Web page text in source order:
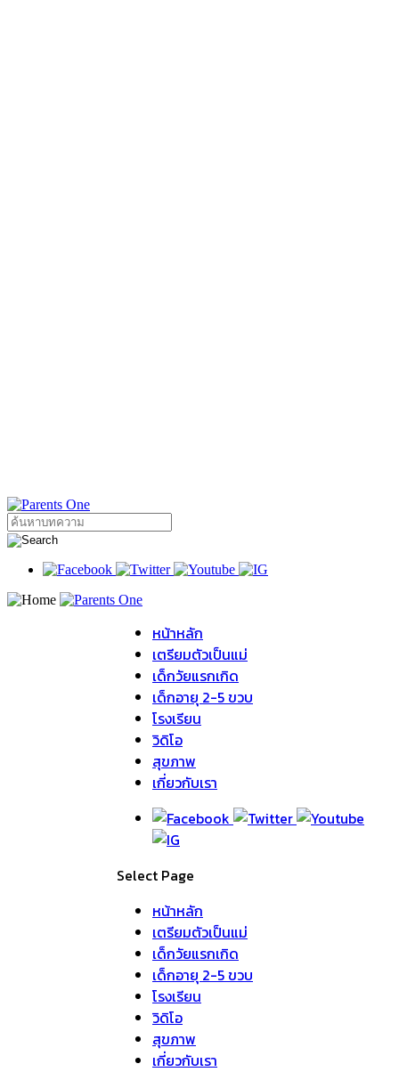
หน้าหลัก
เตรียมตัวเป็นแม่
เด็กวัยแรกเกิด
เด็กอายุ 2-5 ขวบ
โรงเรียน
วิดิโอ
สุขภาพ
เกี่ยวกับเรา
Select Page
หน้าหลัก
เตรียมตัวเป็นแม่
เด็กวัยแรกเกิด
เด็กอายุ 2-5 ขวบ
โรงเรียน
วิดิโอ
สุขภาพ
เกี่ยวกับเรา